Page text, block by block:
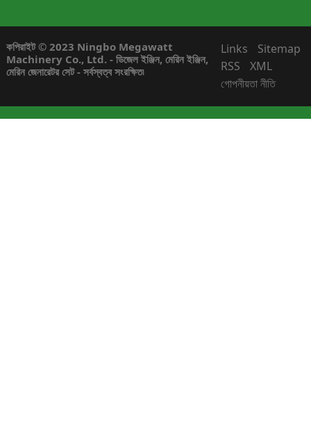
কপিরাইট © 2023 Ningbo Megawatt
Machinery Co., Ltd. - ডিজেল ইঞ্জিন, মেরিন ইঞ্জিন,
মেরিন জেনারেটর সেট - সর্বস্বত্ব সংরক্ষিত৷
Links
Sitemap
RSS
XML
গোপনীয়তা নীতি